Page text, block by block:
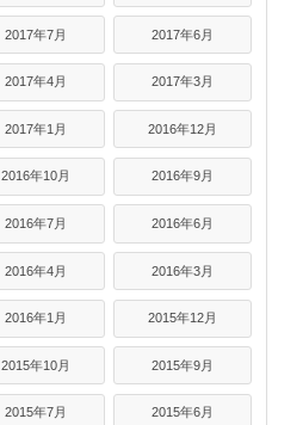
2017年7月 2017年6月
2017年4月 2017年3月
2017年1月 2016年12月
2016年10月 2016年9月
2016年7月 2016年6月
2016年4月 2016年3月
2016年1月 2015年12月
2015年10月 2015年9月
2015年7月 2015年6月